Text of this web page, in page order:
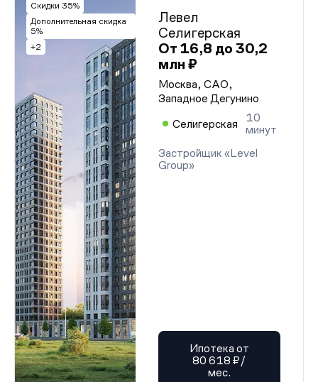
Скидки 35%
Дополнительная скидка
5%
+2
Левел
Селигерская
От 16,8 до 30,2
млн ₽
Москва, САО,
Западное Дегунино
Селигерская
10
минут
Застройщик «Level
Group»
Ипотека от
80 618 ₽/
мес.